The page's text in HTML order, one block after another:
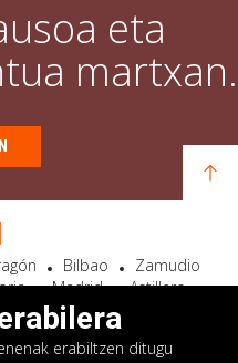
eta
martxan.
Bilbao
Zamudio
Madrid
Astillero
erabiltzen ditugu